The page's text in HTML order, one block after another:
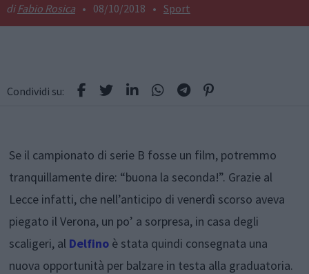
Fabio Rosica • 08/10/2018 • Sport
Condividi su:
Se il campionato di serie B fosse un film, potremmo
tranquillamente dire: “buona la seconda!”. Grazie al
Lecce infatti, che nell’anticipo di venerdì scorso aveva
piegato il Verona, un po’ a sorpresa, in casa degli
scaligeri, al Delfino è stata quindi consegnata una
nuova opportunità per balzare in testa alla graduatoria.